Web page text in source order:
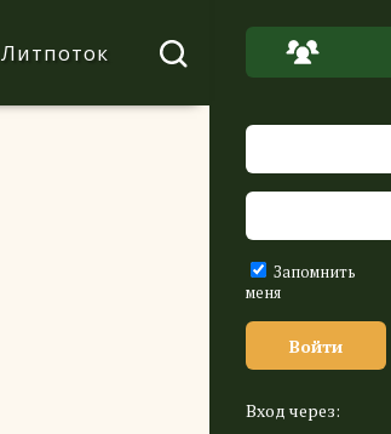
Запомнить
меня
Войти
Вход через:
Литпоток